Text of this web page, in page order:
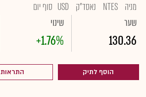
מניה NTES נאסד"ק USD סוף יום
שער
130.36
שינוי
+1.76%
הוסף לתיק התראות